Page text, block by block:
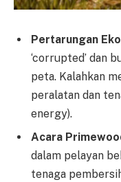
Pertarungan
‘corrupted’ dan
peta. Kalahkan
peralatan dan
energy).
Acara
dalam pelayan
tenaga